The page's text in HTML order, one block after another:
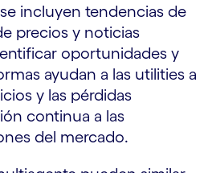
incluyen tendencias de
precios y noticias
oportunidades y
ayudan a las utilities a
y las pérdidas
continua a las
del mercado.